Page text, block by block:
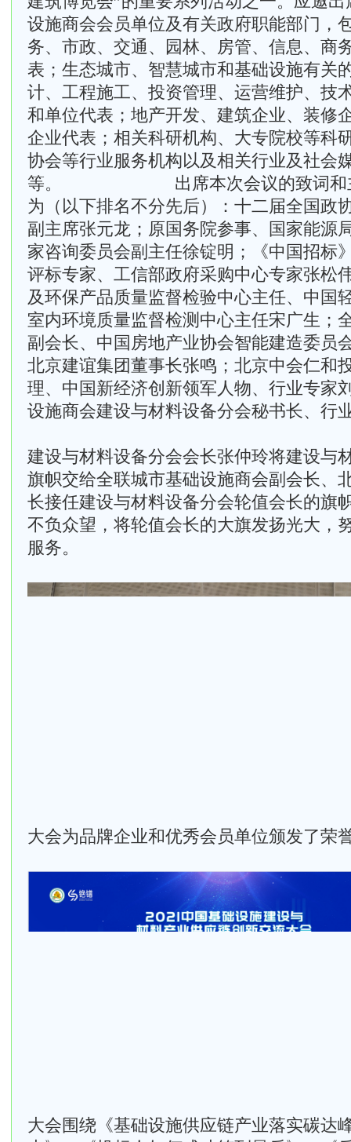
设施商会会员单位及有关政府职能部门，
务、市政、交通、园林、房管、信息、商
表；生态城市、智慧城市和基础设施有关
计、工程施工、投资管理、运营维护、技
和单位代表；地产开发、建筑企业、装修
企业代表；相关科研机构、大专院校等科
协会等行业服务机构以及相关行业及社会
等。 出席本次会议的致词和主
为（以下排名不分先后）：十二届全国政
副主席张元龙；原国务院参事、国家能源
家咨询委员会副主任徐锭明；《中国招标
评标专家、工信部政府采购中心专家张松
及环保产品质量监督检验中心主任、中国
室内环境质量监督检测中心主任宋广生；
副会长、中国房地产业协会智能建造委员
北京建谊集团董事长张鸣；北京中会仁和
理、中国新经济创新领军人物、行业专家
设施商会建设与材料设备分会秘书长、行
建设与材料设备分会会长张仲玲将建设与
旗帜交给全联城市基础设施商会副会长、
长接任建设与材料设备分会轮值会长的旗
不负众望，将轮值会长的大旗发扬光大，
服务。
大会为品牌企业和优秀会员单位颁发了荣
大会围绕《基础设施供应链产业落实碳达